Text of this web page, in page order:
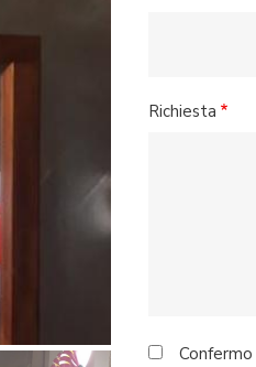
Richiesta